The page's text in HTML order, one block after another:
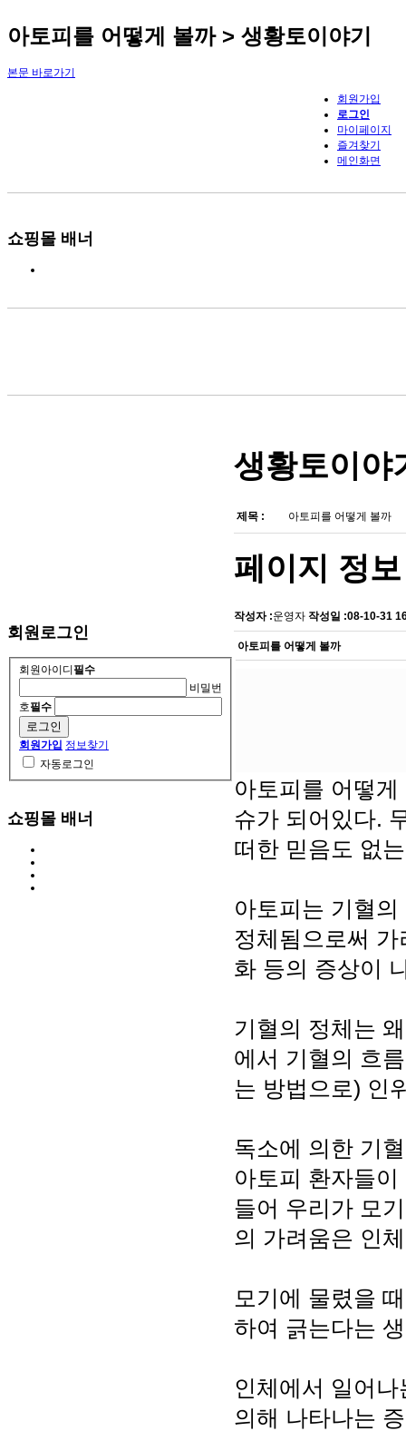
아토피를 어떻게 볼까 > 생황토이야기
본문 바로가기
회원가입
로그인
마이페이지
즐겨찾기
메인화면
쇼핑몰 배너
회원로그인
회원아이디 필수
비밀번
호필수
회원가입 정보찾기
자동로그인
쇼핑몰 배너
생황토이야
제목 : 아토피를 어떻게 볼까
페이지 정보
작성자 :운영자 작성일 :08-10-31
아토피를 어떻게 볼까
아토피를 어떻
슈가 되어있다.
떠한 믿음도 없
아토피는 기혈
정체됨으로써
화 등의 증상이
기혈의 정체는
에서 기혈의 흐
는 방법으로) 인
독소에 의한 기
아토피 환자들
들어 우리가 모
의 가려움은 인
모기에 물렸을
하여 긁는다는
인체에서 일어
의해 나타나는